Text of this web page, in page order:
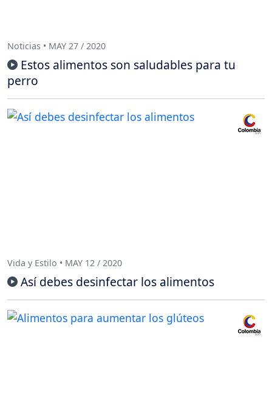
Noticias • MAY 27 / 2020
Estos alimentos son saludables para tu
perro
Vida y Estilo • MAY 12 / 2020
Así debes desinfectar los alimentos